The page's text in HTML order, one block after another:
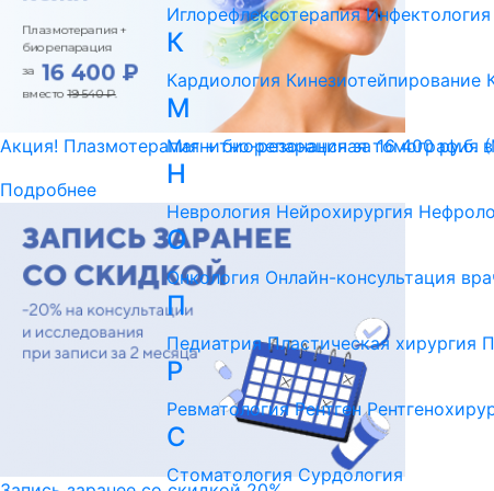
Акция! Плазмотерапия + биорепарация за 16 400 ру.б.
Подробнее
Иглорефлексотерапия Инфектология
К
Кардиология Кинезиотейпирование
М
Магнитно-резонансная томография
Н
Неврология Нейрохирургия
О
Онкология Онлайн-консультация
П
Педиатрия Пластическая хирургия
Р
Ревматология Рентген
С
Стоматология Сурдология